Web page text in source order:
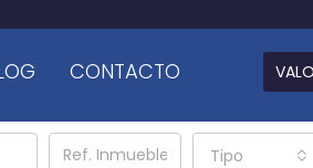
CONTACTO
Tipo